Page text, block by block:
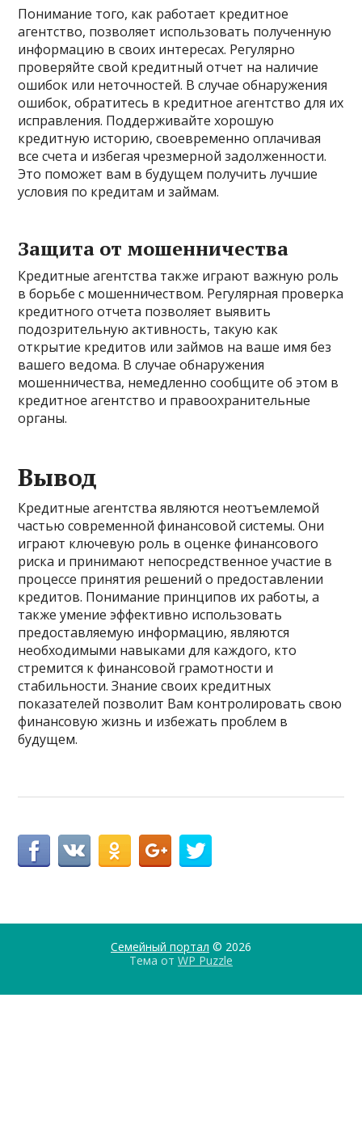
Понимание того, как работает кредитное
агентство, позволяет использовать полученную
информацию в своих интересах. Регулярно
проверяйте свой кредитный отчет на наличие
ошибок или неточностей. В случае обнаружения
ошибок, обратитесь в кредитное агентство для их
исправления. Поддерживайте хорошую
кредитную историю, своевременно оплачивая
все счета и избегая чрезмерной задолженности.
Это поможет вам в будущем получить лучшие
условия по кредитам и займам.
Защита от мошенничества
Кредитные агентства также играют важную роль
в борьбе с мошенничеством. Регулярная проверка
кредитного отчета позволяет выявить
подозрительную активность, такую как
открытие кредитов или займов на ваше имя без
вашего ведома. В случае обнаружения
мошенничества, немедленно сообщите об этом в
кредитное агентство и правоохранительные
органы.
Вывод
Кредитные агентства являются неотъемлемой
частью современной финансовой системы. Они
играют ключевую роль в оценке финансового
риска и принимают непосредственное участие в
процессе принятия решений о предоставлении
кредитов. Понимание принципов их работы, а
также умение эффективно использовать
предоставляемую информацию, являются
необходимыми навыками для каждого, кто
стремится к финансовой грамотности и
стабильности. Знание своих кредитных
показателей позволит Вам контролировать свою
финансовую жизнь и избежать проблем в
будущем.
Семейный портал © 2026
Тема от WP Puzzle